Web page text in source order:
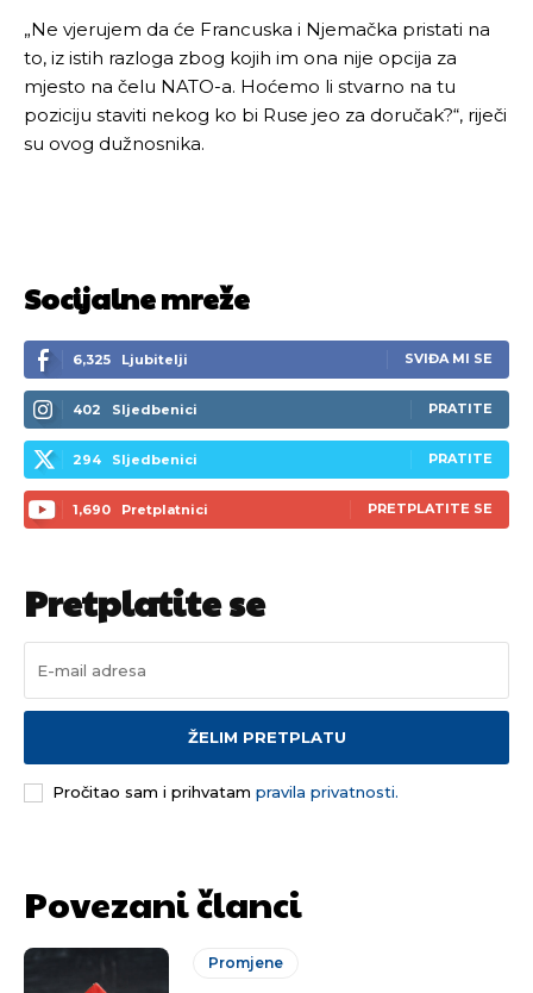
„Ne vjerujem da će Francuska i Njemačka pristati na
to, iz istih razloga zbog kojih im ona nije opcija za
mjesto na čelu NATO-a. Hoćemo li stvarno na tu
poziciju staviti nekog ko bi Ruse jeo za doručak?“, riječi
su ovog dužnosnika.
Socijalne mreže
6,325 Ljubitelji SVIĐA MI SE
402 Sljedbenici PRATITE
294 Sljedbenici PRATITE
1,690 Pretplatnici PRETPLATITE SE
Pretplatite se
ŽELIM PRETPLATU
Pročitao sam i prihvatam pravila privatnosti.
Povezani članci
Promjene